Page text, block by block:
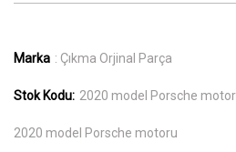
Marka : Çıkma Orjinal Parça
Stok Kodu: 2020 model Porsche
2020 model Porsche motoru